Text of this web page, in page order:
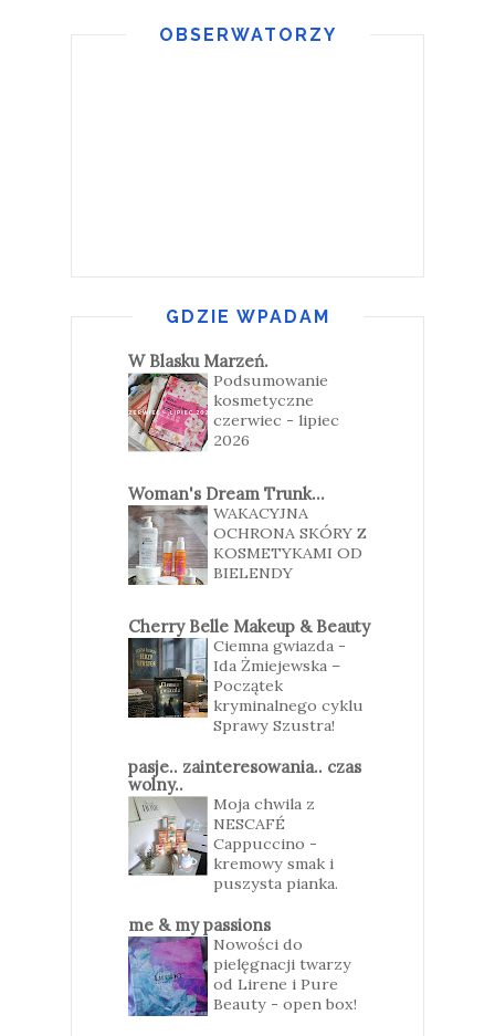
OBSERWATORZY
GDZIE WPADAM
W Blasku Marzeń.
Podsumowanie
kosmetyczne
czerwiec - lipiec
2026
Woman's Dream Trunk...
WAKACYJNA
OCHRONA SKÓRY Z
KOSMETYKAMI OD
BIELENDY
Cherry Belle Makeup & Beauty
Ciemna gwiazda -
Ida Żmiejewska –
Początek
kryminalnego cyklu
Sprawy Szustra!
pasje.. zainteresowania.. czas
wolny..
Moja chwila z
NESCAFÉ
Cappuccino -
kremowy smak i
puszysta pianka.
me & my passions
Nowości do
pielęgnacji twarzy
od Lirene i Pure
Beauty - open box!